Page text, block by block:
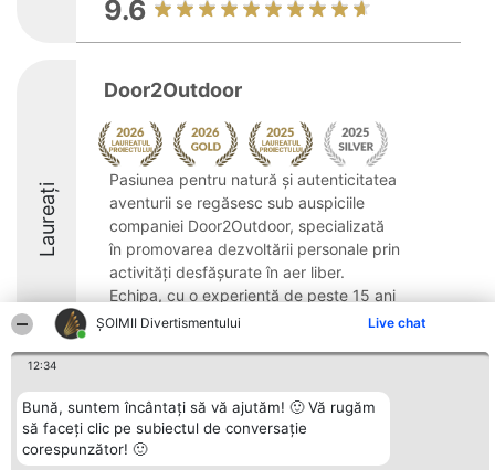
ŞOIMII Divertismentului Live chat
12:34
Bună, suntem încântați să vă ajutăm! 🙂 Vă rugăm
să faceți clic pe subiectul de conversație
corespunzător! 🙂
9.6
Laureați
Door2Outdoor
Pasiunea pentru natură și autenticitatea
aventurii se regăsesc sub auspiciile
companiei Door2Outdoor, specializată
în promovarea dezvoltării personale prin
activități desfășurate în aer liber.
Echipa, cu o experiență de peste 15 ani
în domeniul ...
10
Organizator Ranking
BRIGHT SOLUTIONS BR SRL
Plebiscyt